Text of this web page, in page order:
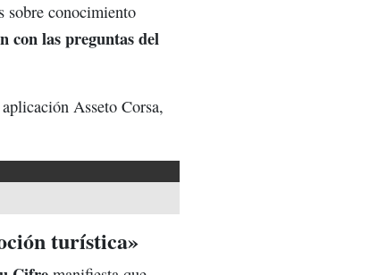
sobre conocimiento
con las preguntas del
Asseto Corsa,
turística»